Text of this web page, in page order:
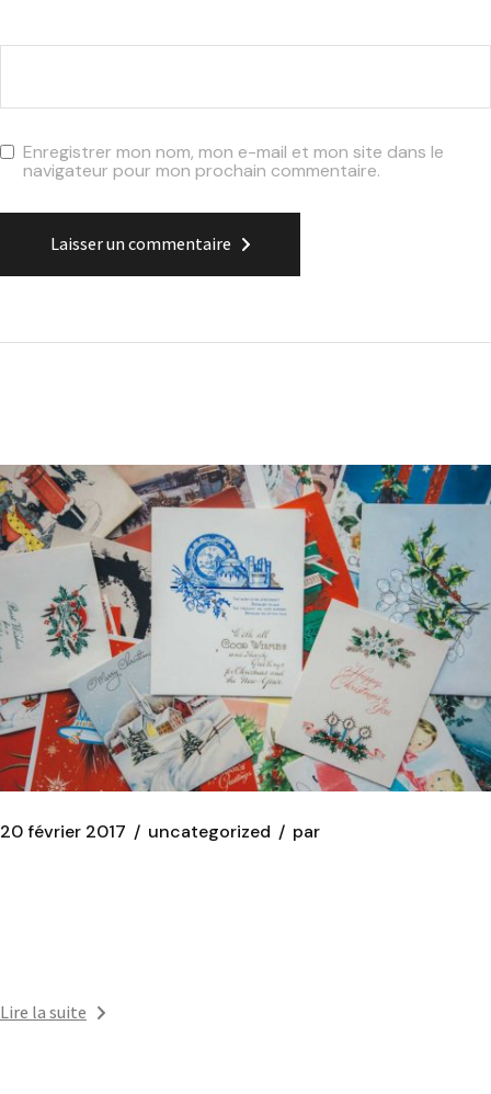
Enregistrer mon nom, mon e-mail et mon site dans le
navigateur pour mon prochain commentaire.
Laisser un commentaire
20 février 2017 uncategorized par
Lire la suite